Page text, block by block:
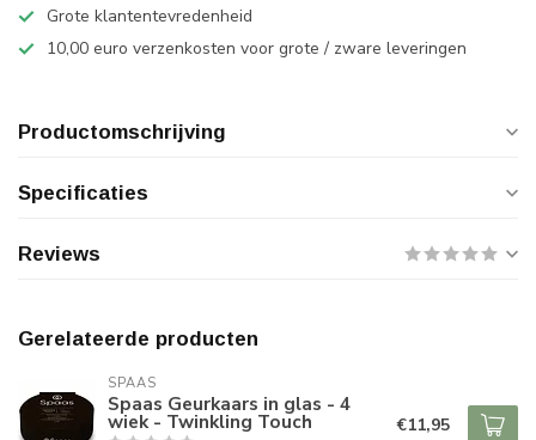
Grote klantentevredenheid
10,00 euro verzenkosten voor grote / zware leveringen
Productomschrijving
Specificaties
Reviews
Gerelateerde producten
SPAAS
Spaas Geurkaars in glas - 4
wiek - Twinkling Touch €11,95